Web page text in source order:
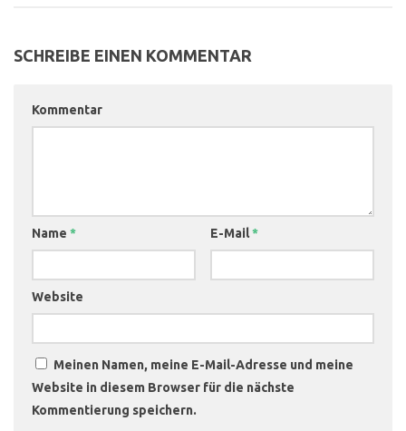
SCHREIBE EINEN KOMMENTAR
Kommentar
Name * E-Mail*
Website
Meinen Namen, meine E-Mail-Adresse und meine
Website in diesem Browser für die nächste
Kommentierung speichern.